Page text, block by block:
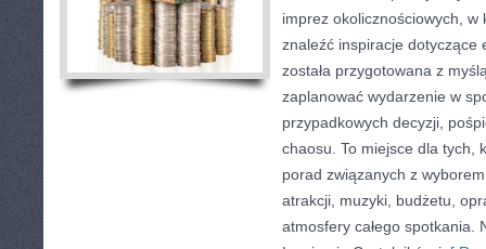
imprez okolicznościowych, w
znaleźć inspiracje dotyczące
została przygotowana z
zaplanować wydarzenie w
przypadkowych decyzji,
chaosu. To miejsce dla tych,
porad związanych z
atrakcji, muzyki, budżetu,
atmosfery całego spotkania.